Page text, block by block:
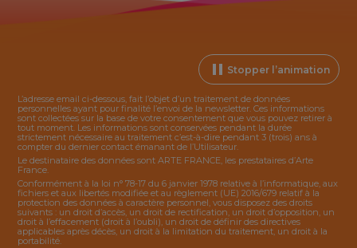
Stopper l’animation
L’adresse email ci-dessous, fait l’objet d’un traitement de données
personnelles ayant pour finalité l’envoi de la newsletter. Ces informations
sont collectées sur la base de votre consentement que vous pouvez retirer à
tout moment. Les informations sont conservées pendant la durée
strictement nécessaire au traitement c’est-à-dire pendant 3 (trois) ans à
compter du dernier contact émanant de l’Utilisateur.
Le destinataire des données sont ARTE FRANCE, les prestataires d’Arte
France.
Conformément à la loi n° 78-17 du 6 janvier 1978 relative à l’informatique, aux
fichiers et aux libertés modifiée et au règlement (UE) 2016/679 relatif à la
protection des données à caractère personnel, vous disposez des droits
suivants : un droit d’accès, un droit de rectification, un droit d’opposition, un
droit à l’effacement (droit à l’oubli), un droit de définir des directives
applicables après décès, un droit à la limitation du traitement, un droit à la
portabilité.